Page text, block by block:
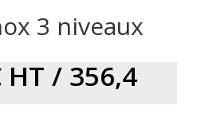
3 niveaux
HT / 356,4